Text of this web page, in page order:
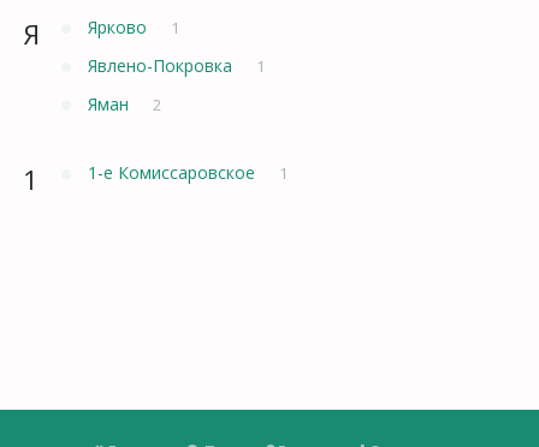
Я Ярково 1
Явлено-Покровка 1
Яман 2
1 1-е Комиссаровское 1